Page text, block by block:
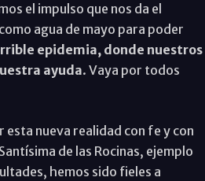
el impulso que nos da el
agua de mayo para poder
epidemia, donde nuestros
ayuda. Vaya por todos
nueva realidad con fe y con
de las Rocinas, ejemplo
hemos sido fieles a